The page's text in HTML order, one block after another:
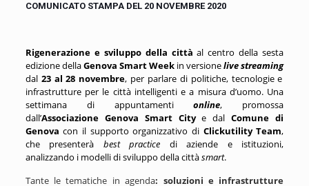
COMUNICATO STAMPA DEL 20 NOVEMBRE 2020
Rigenerazione e sviluppo della città al centro della sesta
edizione dellaGenova Smart Week in versionelive streaming
dal23 al 28 novembre, per parlare di politiche, tecnologie e
infrastrutture per le città intelligenti e a misura d’uomo. Una
settimana di appuntamentionline, promossa
dall’Associazione Genova Smart Citye dalComune di
Genova con il supporto organizzativo di Clickutility Team,
che presenterà best practice di aziende e istituzioni,
analizzando i modelli di sviluppo della cittàsmart.
Tante le tematiche in agenda: soluzioni e infrastrutture